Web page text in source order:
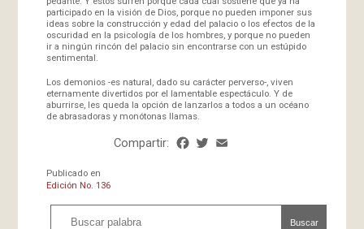
participado en la visión de Dios, porque no pueden imponer sus
ideas sobre la construcción y edad del palacio o los efectos de la
oscuridad en la psicología de los hombres, y porque no pueden
ir a ningún rincón del palacio sin encontrarse con un estúpido
sentimental.
Los demonios -es natural, dado su carácter perverso-, viven
eternamente divertidos por el lamentable espectáculo. Y de
aburrirse, les queda la opción de lanzarlos a todos a un océano
de abrasadoras y monótonas llamas.
Compartir: Facebook
Twitter
Publicado en
Edición No. 136
Buscar